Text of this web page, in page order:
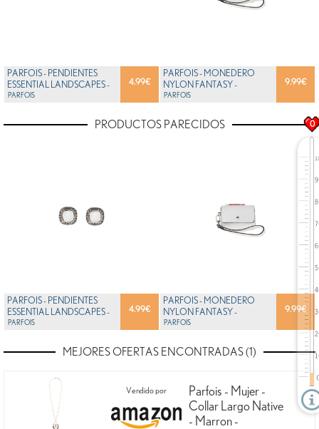
4.99€
PARFOIS - PENDIENTES
ESSENTIAL LANDSCAPES -
MUJERES - TALLAS...
PARFOIS
9.99€
PARFOIS - MONEDERO
NYLON FANTASY -
MUJERES - TALLAS S -
PARFOIS
PRODUCTOS PARECIDOS
4.99€
PARFOIS - PENDIENTES
ESSENTIAL LANDSCAPES -
MUJERES - TALLAS...
PARFOIS
9.99€
PARFOIS - MONEDERO
NYLON FANTASY -
MUJERES - TALLAS S -
PARFOIS
MEJORES OFERTAS ENCONTRADAS (1)
Vendido por
Parfois - Mujer -
Collar Largo Native
- Marron -
0